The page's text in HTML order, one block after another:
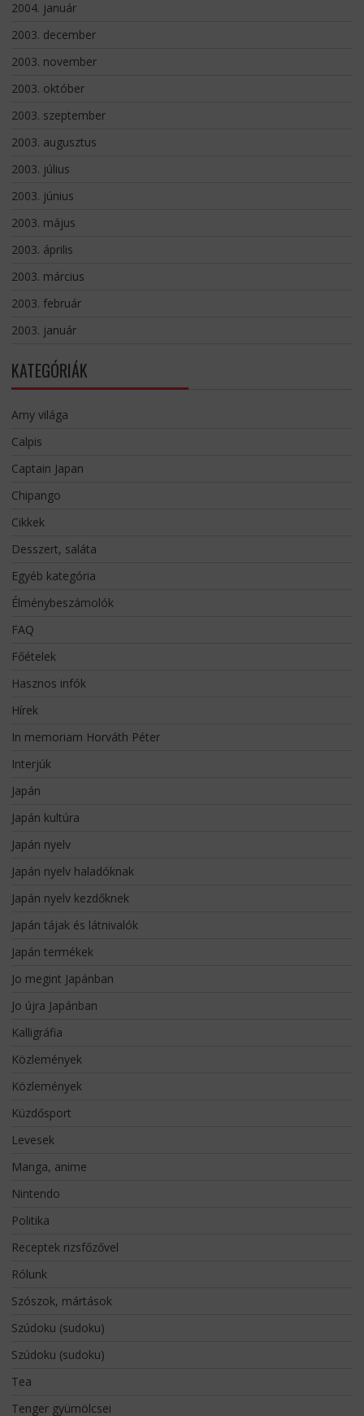
2004. január
2003. december
2003. november
2003. október
2003. szeptember
2003. augusztus
2003. július
2003. június
2003. május
2003. április
2003. március
2003. február
2003. január
KATEGÓRIÁK
Amy világa
Calpis
Captain Japan
Chipango
Cikkek
Desszert, saláta
Egyéb kategória
Élménybeszámolók
FAQ
Főételek
Hasznos infók
Hírek
In memoriam Horváth Péter
Interjúk
Japán
Japán kultúra
Japán nyelv
Japán nyelv haladóknak
Japán nyelv kezdőknek
Japán tájak és látnivalók
Japán termékek
Jo megint Japánban
Jo újra Japánban
Kalligráfia
Közlemények
Közlemények
Küzdősport
Levesek
Manga, anime
Nintendo
Politika
Receptek rizsfőzővel
Rólunk
Szószok, mártások
Szúdoku (sudoku)
Szúdoku (sudoku)
Tea
Tenger gyümölcsei